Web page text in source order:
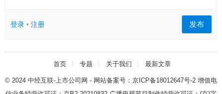
登录• 注册 发布
首页 专题 关于我们 最新文章
© 2024 中经互联-上市公司网 - 网站备案号： 京ICP备18012647号-2增值电